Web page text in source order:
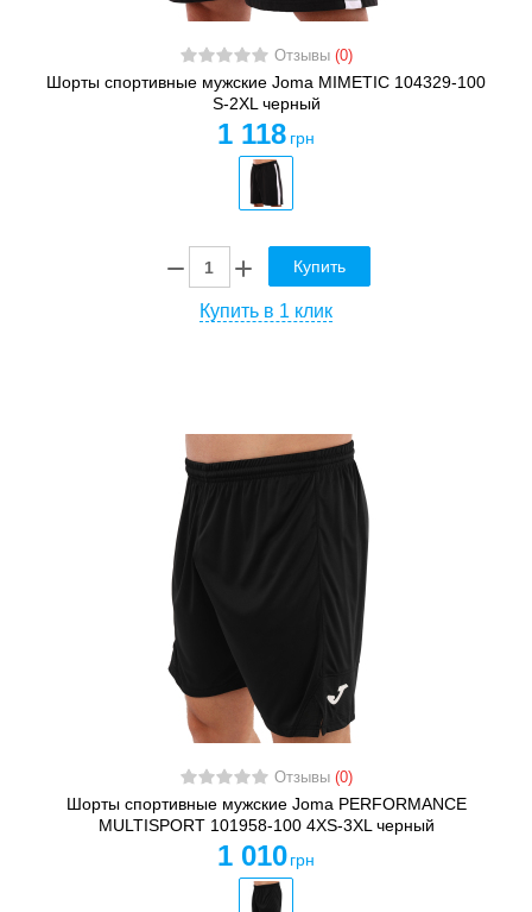
Отзывы (0)
Шорты спортивные мужские Joma MIMETIC 104329-100
S-2XL черный
1 118 грн
Купить
Купить в 1 клик
Отзывы (0)
Шорты спортивные мужские Joma PERFORMANCE
MULTISPORT 101958-100 4XS-3XL черный
1 010 грн